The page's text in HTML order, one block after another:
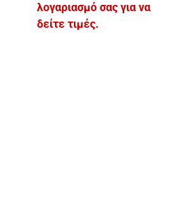
λογαριασμό σας για να
δείτε τιμές.